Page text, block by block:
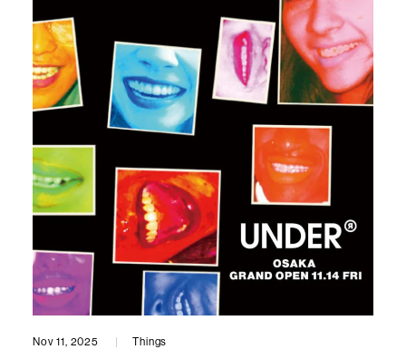
Nov 11, 2025 Things